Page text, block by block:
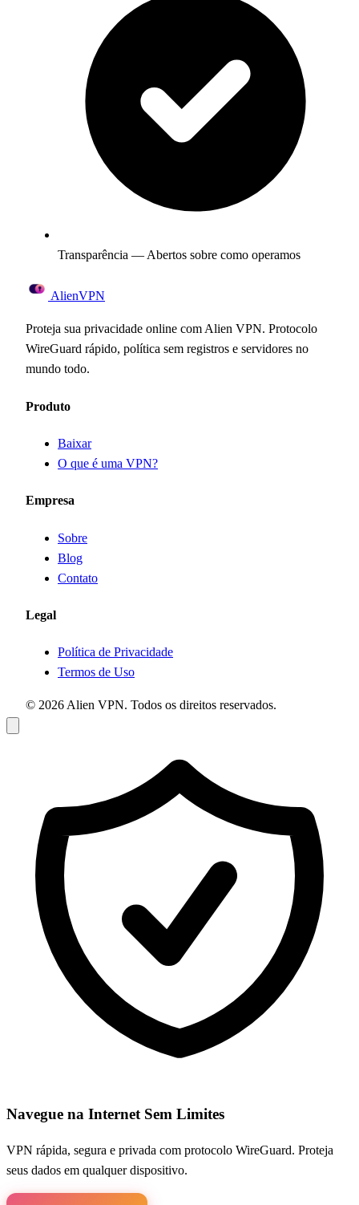
Transparência — Abertos sobre como operamos
AlienVPN
Proteja sua privacidade online com Alien VPN. Protocolo
WireGuard rápido, política sem registros e servidores no
mundo todo.
Produto
Baixar
O que é uma VPN?
Empresa
Sobre
Blog
Contato
Legal
Política de Privacidade
Termos de Uso
© 2026 Alien VPN. Todos os direitos reservados.
Navegue na Internet Sem Limites
VPN rápida, segura e privada com protocolo WireGuard. Proteja
seus dados em qualquer dispositivo.